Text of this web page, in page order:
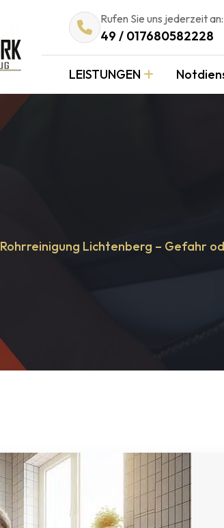
Rufen Sie uns jederzeit an:
49 / 017680582228
LEISTUNGEN
Rohrreinigung Lichtenberg – Gefahr